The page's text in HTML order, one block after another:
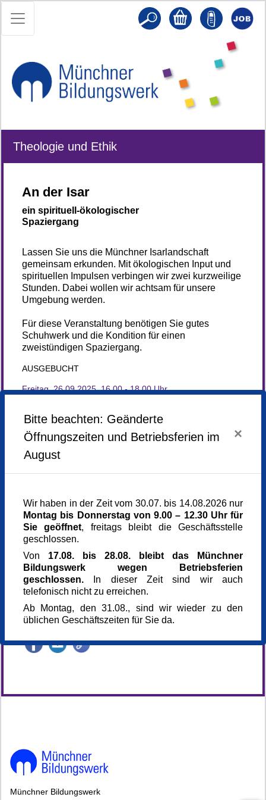
Theologie und Ethik
An der Isar
ein spirituell-ökologischer
Spaziergang
Lassen Sie uns die Münchner Isarlandschaft
gemeinsam erkunden. Mit ökologischen Input und
spirituellen Impulsen verbingen wir zwei kurzweilige
Stunden. Dabei wollen wir achtsam für unsere
Umgebung werden.
Für diese Veranstaltung benötigen Sie gutes
Schuhwerk und die Kondition für einen
zweistündigen Spaziergang.
AUSGEBUCHT
Freitag,26.09.2025,16.00 - 18.00 Uhr
Tramhaltestelle Großhesseloher Brücke
81545 München
Kursgebühr
0,00 €
Dipl-Geographin
Natur- und Landschaftsführerin
Referent_in
Miriam Lücke
Theologin
Referentin für Theologische Erwachsenenbildung
Anmeldung bis
25.09.2025
Kursnummer
164970
Veranstaltung teilen
Münchner Bildungswerk
Bitte beachten: Geänderte
Öffnungszeiten und Betriebsferien im
August
×
Wir haben in der Zeit vom 30.07. bis 14.08.2026 nur
Montag bis Donnerstag von 9.00 – 12.30 Uhr für
Sie geöffnet, freitags bleibt die Geschäftsstelle
geschlossen.
Von 17.08. bis 28.08. bleibt das Münchner
Bildungswerk wegen Betriebsferien
geschlossen. In dieser Zeit sind wir auch
telefonisch nicht zu erreichen.
Ab Montag, den 31.08., sind wir wieder zu den
üblichen Geschäftszeiten für Sie da.